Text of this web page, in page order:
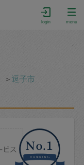
login menu
＞逗子市